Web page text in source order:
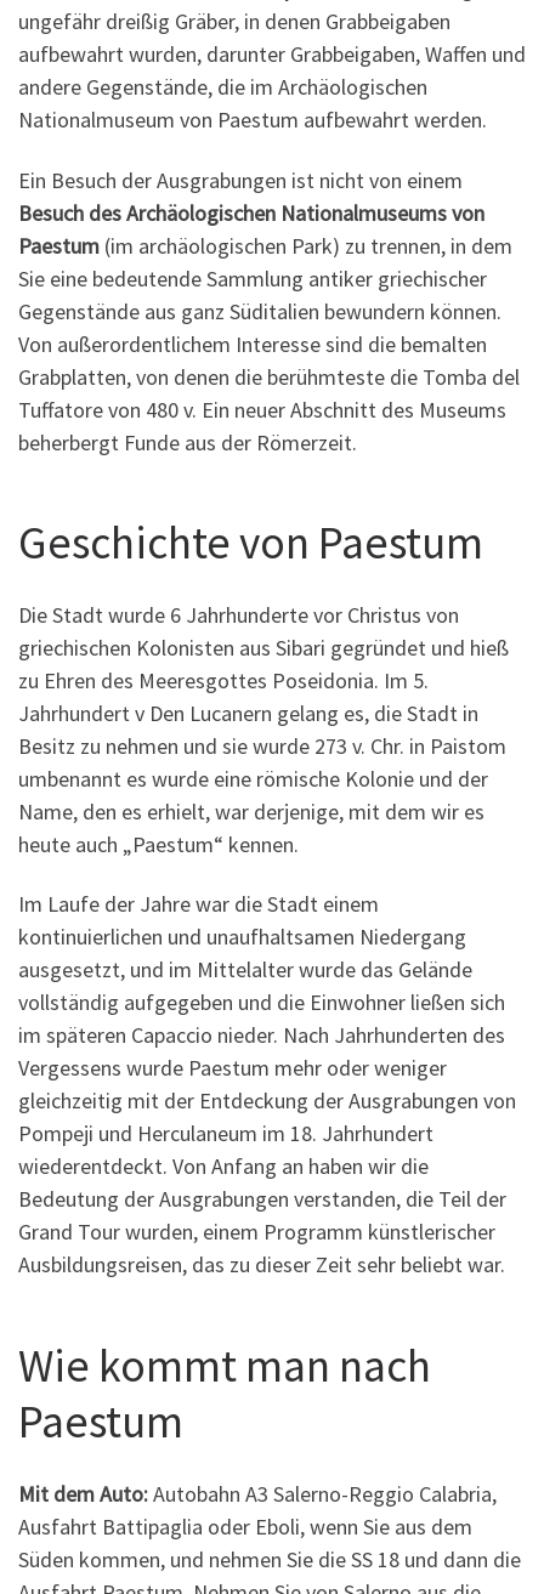
ungefähr dreißig Gräber, in denen Grabbeigaben
aufbewahrt wurden, darunter Grabbeigaben, Waffen und
andere Gegenstände, die im Archäologischen
Nationalmuseum von Paestum aufbewahrt werden.
Ein Besuch der Ausgrabungen ist nicht von einem
Besuch des Archäologischen Nationalmuseums von
Paestum (im archäologischen Park) zu trennen, in dem
Sie eine bedeutende Sammlung antiker griechischer
Gegenstände aus ganz Süditalien bewundern können.
Von außerordentlichem Interesse sind die bemalten
Grabplatten, von denen die berühmteste die Tomba del
Tuffatore von 480 v. Ein neuer Abschnitt des Museums
beherbergt Funde aus der Römerzeit.
Geschichte von Paestum
Die Stadt wurde 6 Jahrhunderte vor Christus von
griechischen Kolonisten aus Sibari gegründet und hieß
zu Ehren des Meeresgottes Poseidonia. Im 5.
Jahrhundert v Den Lucanern gelang es, die Stadt in
Besitz zu nehmen und sie wurde 273 v. Chr. in Paistom
umbenannt es wurde eine römische Kolonie und der
Name, den es erhielt, war derjenige, mit dem wir es
heute auch „Paestum“ kennen.
Im Laufe der Jahre war die Stadt einem
kontinuierlichen und unaufhaltsamen Niedergang
ausgesetzt, und im Mittelalter wurde das Gelände
vollständig aufgegeben und die Einwohner ließen sich
im späteren Capaccio nieder. Nach Jahrhunderten des
Vergessens wurde Paestum mehr oder weniger
gleichzeitig mit der Entdeckung der Ausgrabungen von
Pompeji und Herculaneum im 18. Jahrhundert
wiederentdeckt. Von Anfang an haben wir die
Bedeutung der Ausgrabungen verstanden, die Teil der
Grand Tour wurden, einem Programm künstlerischer
Ausbildungsreisen, das zu dieser Zeit sehr beliebt war.
Wie kommt man nach
Paestum
Mit dem Auto:Autobahn A3 Salerno-Reggio Calabria,
Ausfahrt Battipaglia oder Eboli, wenn Sie aus dem
Süden kommen, und nehmen Sie die SS 18 und dann die